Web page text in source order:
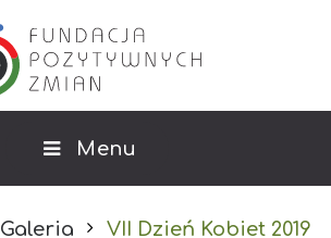
Menu
Galeria VII Dzień Kobiet 2019